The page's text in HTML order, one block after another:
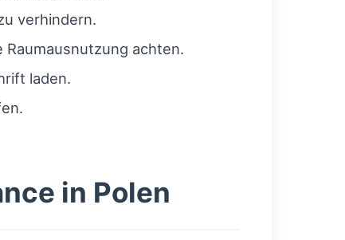
verhindern.
achten.
laden.
in Polen